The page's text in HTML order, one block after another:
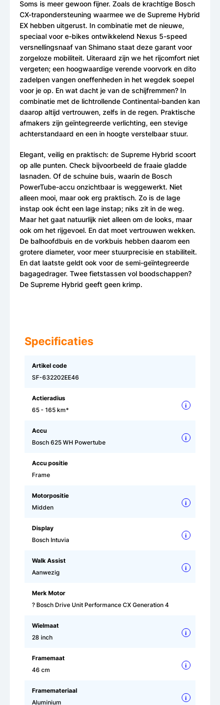
Soms is meer gewoon fijner. Zoals de krachtige Bosch
CX-trapondersteuning waarmee we de Supreme Hybrid
EX hebben uitgerust. In combinatie met de nieuwe,
speciaal voor e-bikes ontwikkelend Nexus 5-speed
versnellingsnaaf van Shimano staat deze garant voor
zorgeloze mobiliteit. Uiteraard zijn we het rijcomfort niet
vergeten; een hoogwaardige verende voorvork en dito
zadelpen vangen oneffenheden in het wegdek soepel
voor je op. En wat dacht je van de schijfremmen? In
combinatie met de lichtrollende Continental-banden kan
daarop altijd vertrouwen, zelfs in de regen. Praktische
afmakers zijn geïntegreerde verlichting, een stevige
achterstandaard en een in hoogte verstelbaar stuur.
Elegant, veilig en praktisch: de Supreme Hybrid scoort
op alle punten. Check bijvoorbeeld de fraaie gladde
lasnaden. Of de schuine buis, waarin de Bosch
PowerTube-accu onzichtbaar is weggewerkt. Niet
alleen mooi, maar ook erg praktisch. Zo is de lage
instap ook écht een lage instap; niks zit in de weg.
Maar het gaat natuurlijk niet alleen om de looks, maar
ook om het rijgevoel. En dat moet vertrouwen wekken.
De balhoofdbuis en de vorkbuis hebben daarom een
grotere diameter, voor meer stuurprecisie en stabiliteit.
En dat laatste geldt ook voor de semi-geïntegreerde
bagagedrager. Twee fietstassen vol boodschappen?
De Supreme Hybrid geeft geen krimp.
Specificaties
Artikel code
SF-632202EE46
Actieradius
65 - 165 km*
i
Accu
Bosch 625 WH Powertube
i
Accu positie
Frame
Motorpositie
Midden
i
Display
Bosch Intuvia
i
Walk Assist
Aanwezig
i
Merk Motor
? Bosch Drive Unit Performance CX Generation 4
Wielmaat
28 inch
i
Framemaat
46 cm
i
Framemateriaal
Aluminium
i